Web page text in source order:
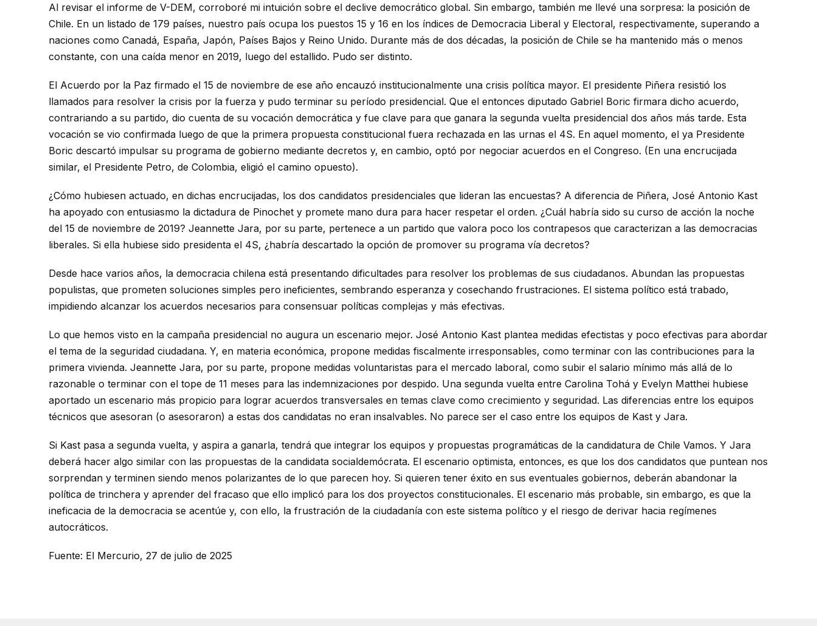
Al revisar el informe de V-DEM, corroboré mi intuición sobre el declive democrático global. Sin embargo, también me llevé una sorpresa: la posición de
Chile. En un listado de 179 países, nuestro país ocupa los puestos 15 y 16 en los índices de Democracia Liberal y Electoral, respectivamente, superando a
naciones como Canadá, España, Japón, Países Bajos y Reino Unido. Durante más de dos décadas, la posición de Chile se ha mantenido más o menos
constante, con una caída menor en 2019, luego del estallido. Pudo ser distinto.
El Acuerdo por la Paz firmado el 15 de noviembre de ese año encauzó institucionalmente una crisis política mayor. El presidente Piñera resistió los
llamados para resolver la crisis por la fuerza y pudo terminar su período presidencial. Que el entonces diputado Gabriel Boric firmara dicho acuerdo,
contrariando a su partido, dio cuenta de su vocación democrática y fue clave para que ganara la segunda vuelta presidencial dos años más tarde. Esta
vocación se vio confirmada luego de que la primera propuesta constitucional fuera rechazada en las urnas el 4S. En aquel momento, el ya Presidente
Boric descartó impulsar su programa de gobierno mediante decretos y, en cambio, optó por negociar acuerdos en el Congreso. (En una encrucijada
similar, el Presidente Petro, de Colombia, eligió el camino opuesto).
¿Cómo hubiesen actuado, en dichas encrucijadas, los dos candidatos presidenciales que lideran las encuestas? A diferencia de Piñera, José Antonio Kast
ha apoyado con entusiasmo la dictadura de Pinochet y promete mano dura para hacer respetar el orden. ¿Cuál habría sido su curso de acción la noche
del 15 de noviembre de 2019? Jeannette Jara, por su parte, pertenece a un partido que valora poco los contrapesos que caracterizan a las democracias
liberales. Si ella hubiese sido presidenta el 4S, ¿habría descartado la opción de promover su programa vía decretos?
Desde hace varios años, la democracia chilena está presentando dificultades para resolver los problemas de sus ciudadanos. Abundan las propuestas
populistas, que prometen soluciones simples pero ineficientes, sembrando esperanza y cosechando frustraciones. El sistema político está trabado,
impidiendo alcanzar los acuerdos necesarios para consensuar políticas complejas y más efectivas.
Lo que hemos visto en la campaña presidencial no augura un escenario mejor. José Antonio Kast plantea medidas efectistas y poco efectivas para abordar
el tema de la seguridad ciudadana. Y, en materia económica, propone medidas fiscalmente irresponsables, como terminar con las contribuciones para la
primera vivienda. Jeannette Jara, por su parte, propone medidas voluntaristas para el mercado laboral, como subir el salario mínimo más allá de lo
razonable o terminar con el tope de 11 meses para las indemnizaciones por despido. Una segunda vuelta entre Carolina Tohá y Evelyn Matthei hubiese
aportado un escenario más propicio para lograr acuerdos transversales en temas clave como crecimiento y seguridad. Las diferencias entre los equipos
técnicos que asesoran (o asesoraron) a estas dos candidatas no eran insalvables. No parece ser el caso entre los equipos de Kast y Jara.
Si Kast pasa a segunda vuelta, y aspira a ganarla, tendrá que integrar los equipos y propuestas programáticas de la candidatura de Chile Vamos. Y Jara
deberá hacer algo similar con las propuestas de la candidata socialdemócrata. El escenario optimista, entonces, es que los dos candidatos que puntean nos
sorprendan y terminen siendo menos polarizantes de lo que parecen hoy. Si quieren tener éxito en sus eventuales gobiernos, deberán abandonar la
política de trinchera y aprender del fracaso que ello implicó para los dos proyectos constitucionales. El escenario más probable, sin embargo, es que la
ineficacia de la democracia se acentúe y, con ello, la frustración de la ciudadanía con este sistema político y el riesgo de derivar hacia regímenes
autocráticos.
Fuente: El Mercurio, 27 de julio de 2025